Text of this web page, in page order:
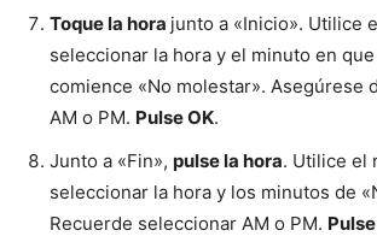
Toque la hora junto a «Inicio». Utilice
seleccionar la hora y el minuto en
comience «No molestar». Asegúrese
AM o PM. Pulse OK.
Junto a «Fin», pulse la hora. Utilice el
seleccionar la hora y los minutos de
Recuerde seleccionar AM o PM.